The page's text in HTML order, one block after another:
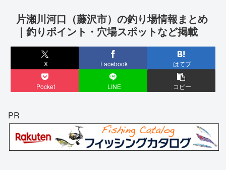
片瀬川河口（藤沢市）の釣り場情報まとめ
｜釣りポイント・穴場スポットなど掲載
X Facebook はてブ
Pocket LINE コピー
PR